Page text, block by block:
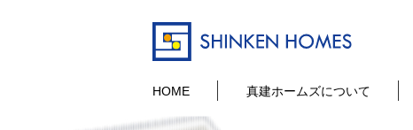
HOME 真建ホームズについて